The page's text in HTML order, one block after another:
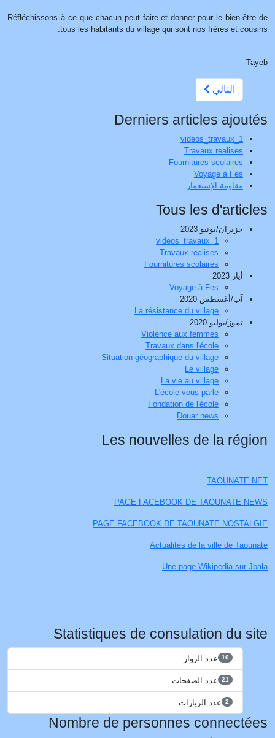
Derniers articles ajoutés
videos_travaux_1
Travaux realises
Fournitures scolaires
Voyage à Fes
مقاومة الإستعمار
Tous les d'articles
حزيران/يونيو 2023
videos_travaux_1
Travaux realises
Fournitures scolaires
أيار 2023
Voyage à Fes
آب/أغسطس 2020
La résistance du village
تموز/يوليو 2020
Violence aux femmes
Travaux dans l'école
Situation géographique du village
Le village
La vie au village
L'école vous parle
Fondation de l'école
Douar news
Les nouvelles de la région
TAOUNATE.NET
PAGE FACEBOOK DE TAOUNATE NEWS
PAGE FACEBOOK DE TAOUNATE NOSTALGIE
Actualités de la ville de Taounate
Une page Wikipedia sur Jbala
Statistiques de consulation du site
عدد الزوار 10
عدد الصفحات 21
عدد الزيارات 2
Nombre de personnes connectées
Réfléchissons à ce que chacun peut faire et donner pour le bien-être de
tous les habitants du village qui sont nos frères et cousins.
Tayeb
التالي